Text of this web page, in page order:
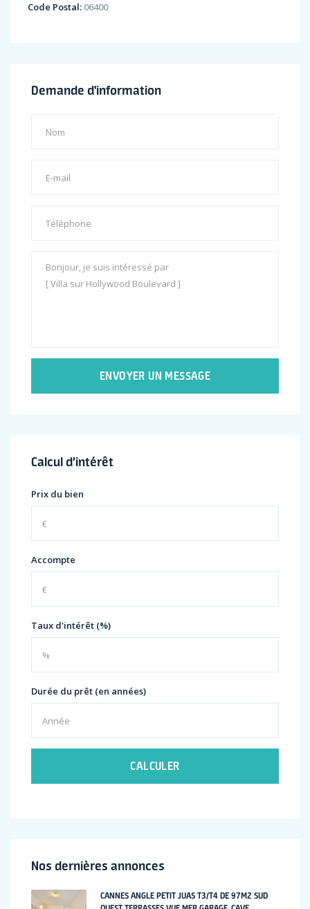
Code Postal: 06400
Demande d'information
ENVOYER UN MESSAGE
Calcul d’intérêt
Prix du bien
Accompte
Taux d'intérêt (%)
Durée du prêt (en années)
CALCULER
Nos dernières annonces
CANNES ANGLE PETIT JUAS T3/T4 DE 97M2 SUD